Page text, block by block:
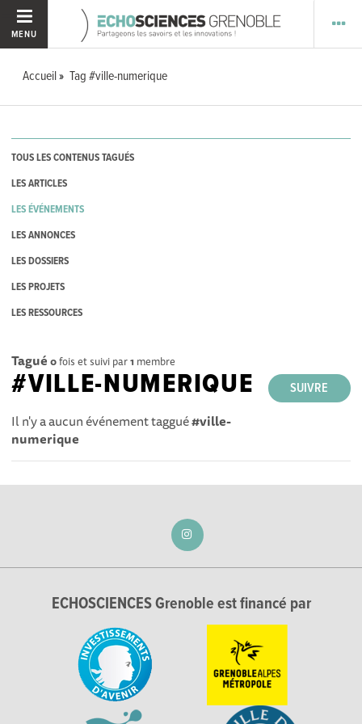
MENU
Accueil Tag #ville-numerique
TOUS LES CONTENUS TAGUÉS
LES ARTICLES
LES ÉVÉNEMENTS
LES ANNONCES
LES DOSSIERS
LES PROJETS
LES RESSOURCES
Tagué 0fois et suivi par1 membre
SUIVRE
#VILLE-NUMERIQUE
Il n'y a aucun événement taggué#ville-
numerique
ECHOSCIENCES Grenoble est financé par